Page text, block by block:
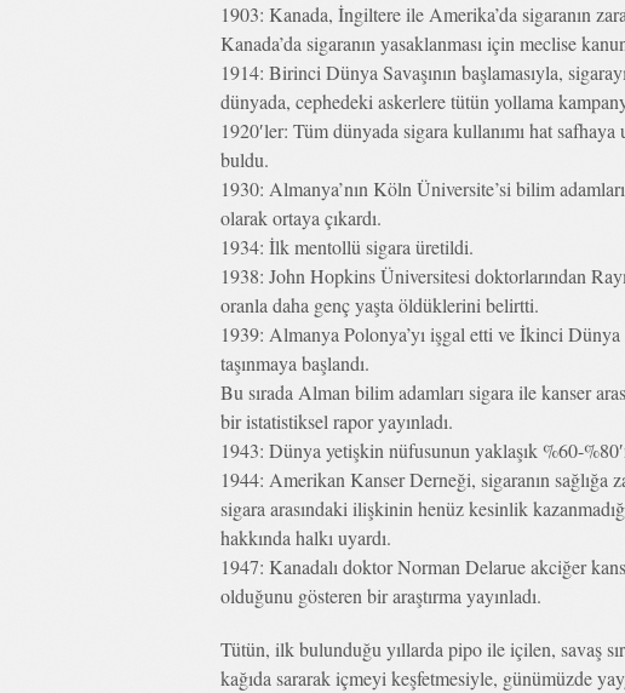
1903: Kanada, İngiltere ile Amerika’da sigaranın
Kanada’da sigaranın yasaklanması için meclise
1914: Birinci Dünya Savaşının başlamasıyla,
dünyada, cephedeki askerlere tütün yollama
1920′ler: Tüm dünyada sigara kullanımı hat safhaya
buldu.
1930: Almanya’nın Köln Üniversite’si bilim
olarak ortaya çıkardı.
1934: İlk mentollü sigara üretildi.
1938: John Hopkins Üniversitesi doktorlarından
oranla daha genç yaşta öldüklerini belirtti.
1939: Almanya Polonya’yı işgal etti ve İkinci Dünya
taşınmaya başlandı.
Bu sırada Alman bilim adamları sigara ile kanser
bir istatistiksel rapor yayınladı.
1943: Dünya yetişkin nüfusunun yaklaşık %60-
1944: Amerikan Kanser Derneği, sigaranın
sigara arasındaki ilişkinin henüz kesinlik
hakkında halkı uyardı.
1947: Kanadalı doktor Norman Delarue akciğer
olduğunu gösteren bir araştırma yayınladı.
Tütün, ilk bulunduğu yıllarda pipo ile içilen, savaş
kağıda sararak içmeyi keşfetmesiyle, günümüzde